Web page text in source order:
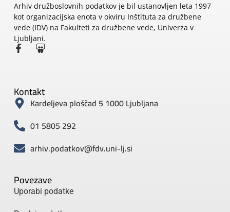
Arhiv družboslovnih podatkov je bil ustanovljen leta 1997
kot organizacijska enota v okviru Inštituta za družbene
vede (IDV) na Fakulteti za družbene vede, Univerza v
Ljubljani.
Povezave
Uporabi podatke
Kontakt
Kardeljeva ploščad 5 1000 Ljubljana
01 5805 292
arhiv.podatkov@fdv.uni-lj.si